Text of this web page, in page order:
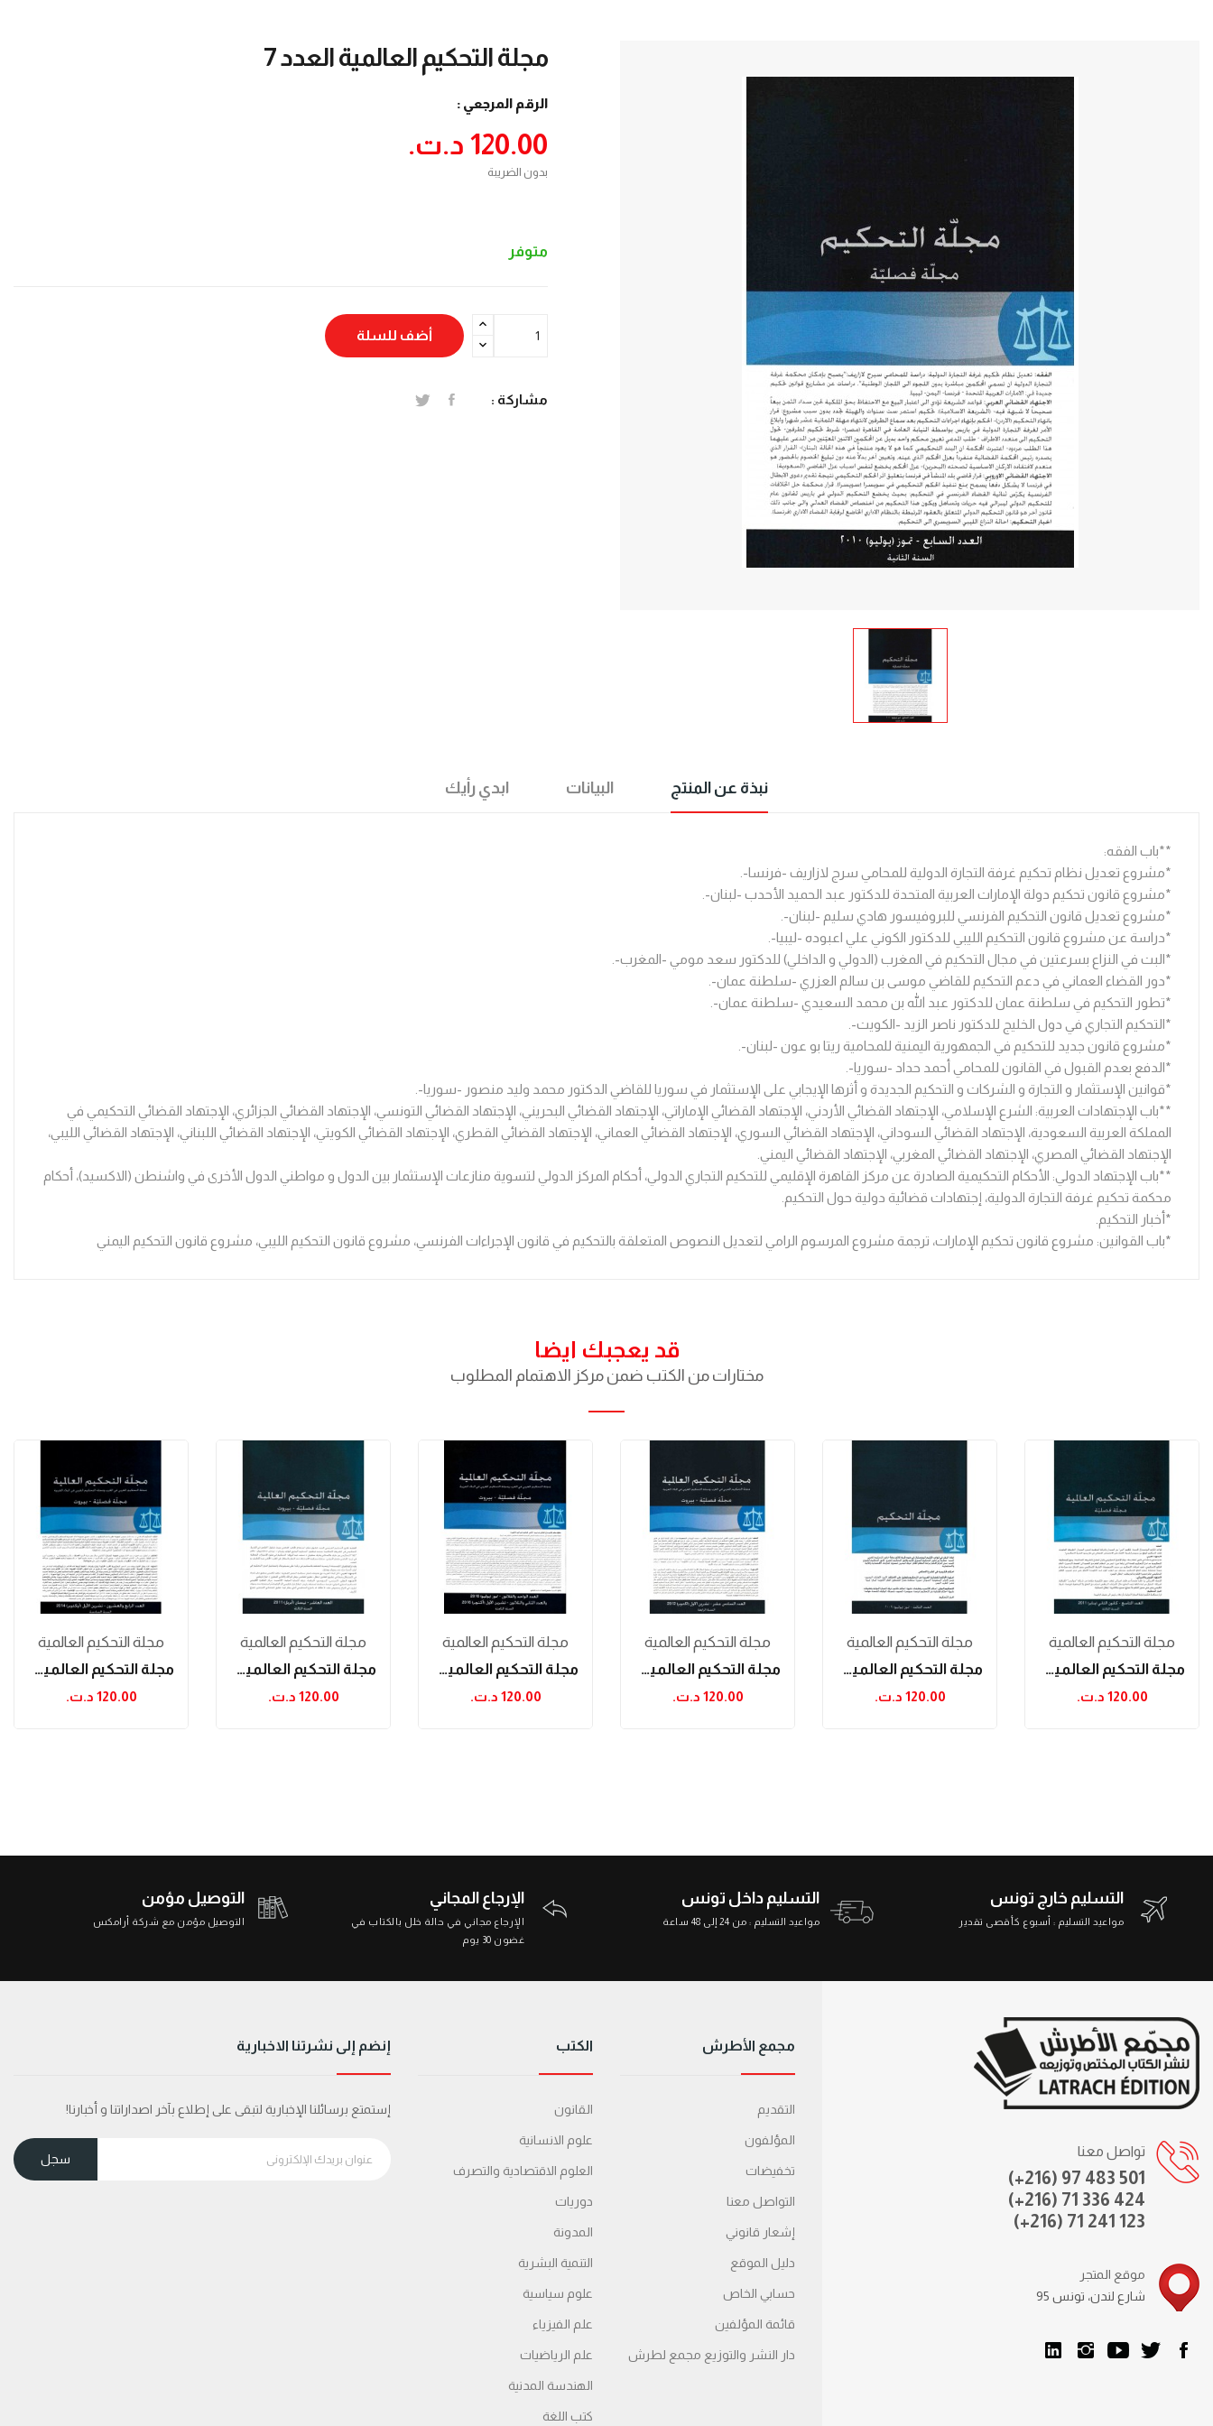
مجلة التحكيم العالمية العدد 7
الرقم المرجعي :
120.00 د.ت.‏
بدون الضريبة
متوفر
أضف للسلة
مشاركة :
نبذة عن المنتج البيانات ابدي رأيك
**باب الفقه:
*مشروع تعديل نظام تحكيم غرفة التجارة الدولية للمحامي سرج لازاريف -فرنسا-.
*مشروع قانون تحكيم دولة الإمارات العربية المتحدة للدكتور عبد الحميد الأحدب -لبنان-.
*مشروع تعديل قانون التحكيم الفرنسي للبروفيسور هادي سليم -لبنان-.
*دراسة عن مشروع قانون التحكيم الليبي للدكتور الكوني علي اعبوده -ليبيا-.
*البت في النزاع بسرعتين في مجال التحكيم في المغرب (الدولي و الداخلي) للدكتور سعد مومي -المغرب-.
*دور القضاء العماني في دعم التحكيم للقاضي موسى بن سالم العزري -سلطنة عمان-.
*تطور التحكيم في سلطنة عمان للدكتور عبد الله بن محمد السعيدي -سلطنة عمان-.
*التحكيم التجاري في دول الخليج للدكتور ناصر الزيد -الكويت-.
*مشروع قانون جديد للتحكيم في الجمهورية اليمنية للمحامية ريتا بو عون -لبنان-.
*الدفع بعدم القبول في القانون للمحامي أحمد حداد -سوريا-.
*قوانين الإستثمار و التجارة و الشركات و التحكيم الجديدة و أثرها الإيجابي على الإستثمار في سوريا للقاضي الدكتور محمد وليد منصور -سوريا-.
**باب الإجتهادات العربية: الشرع الإسلامي، الإجتهاد القضائي الأردني، الإجتهاد القضائي الإماراتي، الإجتهاد القضائي البحريني، الإجتهاد القضائي التونسي، الإجتهاد القضائي الجزائري، الإجتهاد القضائي التحكيمي في
المملكة العربية السعودية، الإجتهاد القضائي السوداني، الإجتهاد القضائي السوري، الإجتهاد القضائي العماني، الإجتهاد القضائي القطري، الإجتهاد القضائي الكويتي، الإجتهاد القضائي اللبناني، الإجتهاد القضائي الليبي،
الإجتهاد القضائي المصري، الإجتهاد القضائي المغربي، الإجتهاد القضائي اليمني.
**باب الإجتهاد الدولي: الأحكام التحكيمية الصادرة عن مركز القاهرة الإقليمي للتحكيم التجاري الدولي، أحكام المركز الدولي لتسوية منازعات الإستثمار بين الدول و مواطني الدول الأخرى في واشنطن (الاكسيد)، أحكام
محكمة تحكيم غرفة التجارة الدولية، إجتهادات قضائية دولية حول التحكيم.
*أخبار التحكيم.
*باب القوانين: مشروع قانون تحكيم الإمارات، ترجمة مشروع المرسوم الرامي لتعديل النصوص المتعلقة بالتحكيم في قانون الإجراءات الفرنسي، مشروع قانون التحكيم الليبي، مشروع قانون التحكيم اليمني
قد يعجبك ايضا
مختارات من الكتب ضمن مركز الاهتمام المطلوب
مجلة التحكيم العالمية
مجلة التحكيم العالمية العدد 24
120.00 د.ت.‏
مجلة التحكيم العالمية
مجلة التحكيم العالمية العدد 10
120.00 د.ت.‏
مجلة التحكيم العالمية
مجلة التحكيم العالمية العددين 31 و 32
120.00 د.ت.‏
مجلة التحكيم العالمية
مجلة التحكيم العالمية العدد 16
120.00 د.ت.‏
مجلة التحكيم العالمية
مجلة التحكيم العالمية العدد 3
120.00 د.ت.‏
مجلة التحكيم العالمية
مجلة التحكيم العالمية العدد 9
120.00 د.ت.‏
التوصيل مؤمن
التوصيل مؤمن مع شركة أرامكس
الإرجاع المجاني
الإرجاع مجاني في حالة خلل بالكتاب في
غضون 30 يوم
التسليم داخل تونس
مواعيد التسليم : من 24 إلى 48 ساعة
التسليم خارج تونس
مواعيد التسليم : أسبوع كأقصى تقدير
تواصل معنا
(+216) 97 483 501
(+216) 71 336 424
(+216) 71 241 123
موقع المتجر
95 شارع لندن، تونس
مجمع الأطرش
التقديم
المؤلفون
تخفيضات
التواصل معنا
إشعار قانوني
دليل الموقع
حسابي الخاص
قائمة المؤلفين
دار النشر والتوزيع مجمع لطرش
الكتب
القانون
علوم الانسانية
العلوم الاقتصادية والتصرف
دوريات
المدونة
التنمية البشرية
علوم سياسية
علم الفيزياء
علم الرياضيات
الهندسة المدنية
كتب اللغة
إنضم إلى نشرتنا الاخبارية
إستمتع برسائلنا الإخبارية لتبقى على إطلاع بآخر اصداراتنا و أخبارنا!